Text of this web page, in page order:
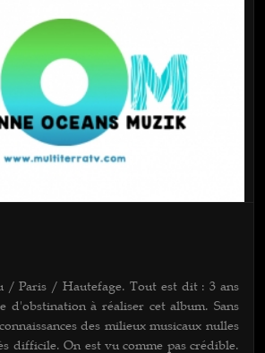
/ Paris / Hautefage. Tout est dit : 3 ans
d'obstination à réaliser cet album. Sans
des milieux musicaux nulles
difficile. On est vu comme pas crédible.